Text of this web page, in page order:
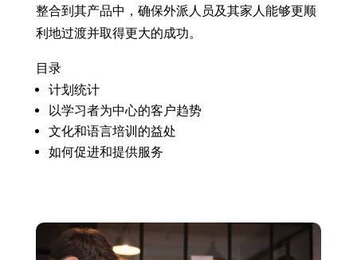
整合到其产品中，确保外派人员及其家人能够更顺
利地过渡并取得更大的成功。
目录
计划统计
以学习者为中心的客户趋势
文化和语言培训的益处
如何促进和提供服务